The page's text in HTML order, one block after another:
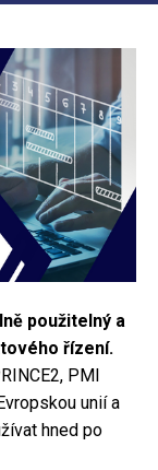
použitelný a
řízení.
PMI
unií a
hned po